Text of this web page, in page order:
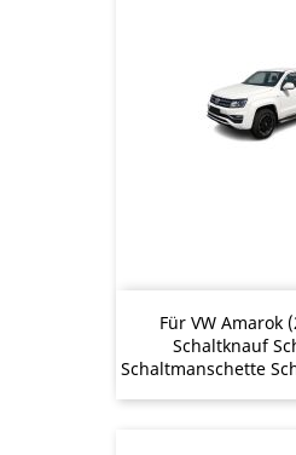
Für VW Amarok
Schaltknauf
Schaltmanschette